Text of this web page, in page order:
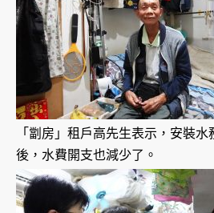
「劏房」租戶高先生表示，安裝
後，水費開支也減少了。